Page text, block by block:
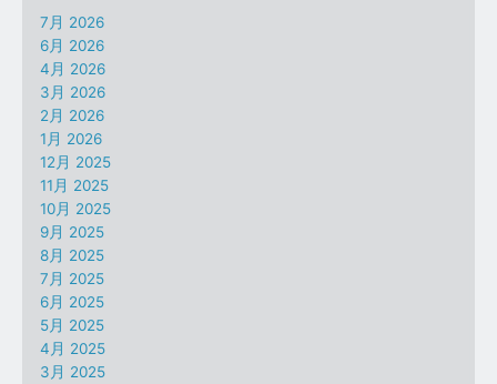
7月 2026
6月 2026
4月 2026
3月 2026
2月 2026
1月 2026
12月 2025
11月 2025
10月 2025
9月 2025
8月 2025
7月 2025
6月 2025
5月 2025
4月 2025
3月 2025